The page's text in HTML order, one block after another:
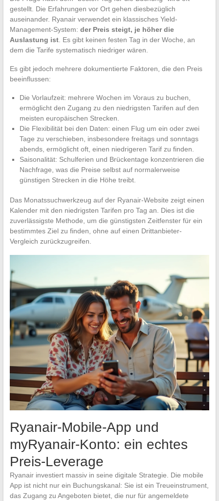
gestellt. Die Erfahrungen vor Ort gehen diesbezüglich
auseinander. Ryanair verwendet ein klassisches Yield-
Management-System: der Preis steigt, je höher die
Auslastung ist. Es gibt keinen festen Tag in der Woche, an
dem die Tarife systematisch niedriger wären.
Es gibt jedoch mehrere dokumentierte Faktoren, die den Preis
beeinflussen:
Die Vorlaufzeit: mehrere Wochen im Voraus zu buchen,
ermöglicht den Zugang zu den niedrigsten Tarifen auf den
meisten europäischen Strecken.
Die Flexibilität bei den Daten: einen Flug um ein oder zwei
Tage zu verschieben, insbesondere freitags und sonntags
abends, ermöglicht oft, einen niedrigeren Tarif zu finden.
Saisonalität: Schulferien und Brückentage konzentrieren die
Nachfrage, was die Preise selbst auf normalerweise
günstigen Strecken in die Höhe treibt.
Das Monatssuchwerkzeug auf der Ryanair-Website zeigt einen
Kalender mit den niedrigsten Tarifen pro Tag an. Dies ist die
zuverlässigste Methode, um die günstigsten Zeitfenster für ein
bestimmtes Ziel zu finden, ohne auf einen Drittanbieter-
Vergleich zurückzugreifen.
Ryanair-Mobile-App und
myRyanair-Konto: ein echtes
Preis-Leverage
Ryanair investiert massiv in seine digitale Strategie. Die mobile
App ist nicht nur ein Buchungskanal: Sie ist ein Treueinstrument,
das Zugang zu Angeboten bietet, die nur für angemeldete